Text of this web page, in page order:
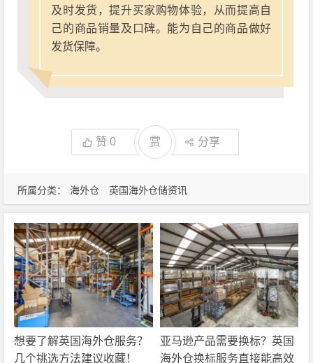
所属分类： 海外仓 英国海外仓储资讯
及时发货，提升买家购物体验，从而提高自
己的商品销量及口碑。能为自己的商品做好
发货保障。
赞0 赏 分享
想要了解英国海外仓服务？
几个挑选方法建议收藏！
亚马逊产品需要换标？英国
海外仓换标服务直接能高效